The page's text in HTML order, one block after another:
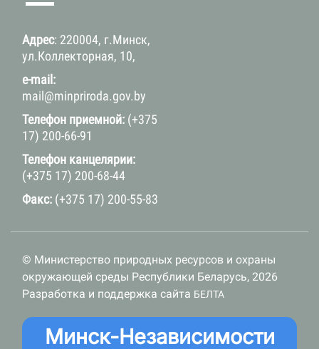
Адрес: 220004, г.Минск,
ул.Коллекторная, 10,
e-mail:
mail@minpriroda.gov.by
Телефон приемной: (+375
17) 200-66-91
Телефон канцелярии:
(+375 17) 200-68-44
Факс: (+375 17) 200-55-83
© Министерство природных ресурсов и охраны
окружающей среды Республики Беларусь, 2026
Разработка и поддержка сайта БЕЛТА
Минск-Независимости